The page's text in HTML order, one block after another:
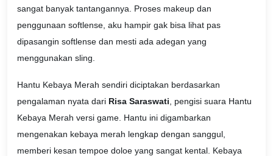
sangat banyak tantangannya. Proses makeup dan
penggunaan softlense, aku hampir gak bisa lihat pas
dipasangin softlense dan mesti ada adegan yang
menggunakan sling.
Hantu Kebaya Merah sendiri diciptakan berdasarkan
pengalaman nyata dari Risa Saraswati , pengisi suara Hantu
Kebaya Merah versi game. Hantu ini digambarkan
mengenakan kebaya merah lengkap dengan sanggul,
memberi kesan tempoe doloe yang sangat kental. Kebaya